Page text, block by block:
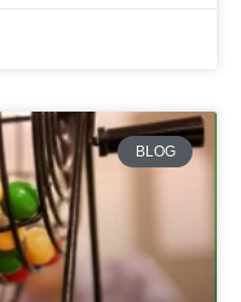
BLOG